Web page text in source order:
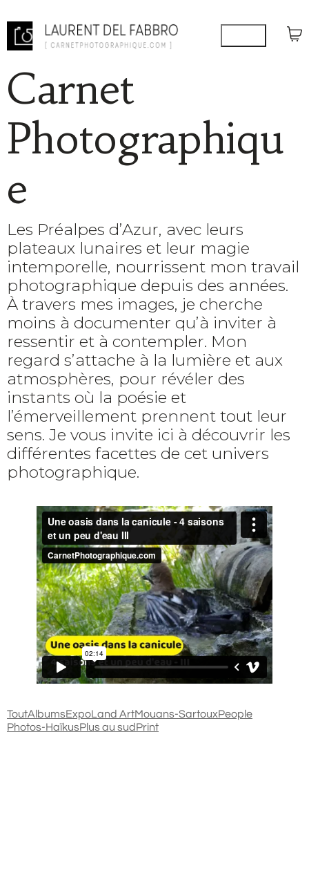
Carnet
Photographiqu
e
Les Préalpes d’Azur, avec leurs
plateaux lunaires et leur magie
intemporelle, nourrissent mon travail
photographique depuis des années.
À travers mes images, je cherche
moins à documenter qu’à inviter à
ressentir et à contempler. Mon
regard s’attache à la lumière et aux
atmosphères, pour révéler des
instants où la poésie et
l’émerveillement prennent tout leur
sens. Je vous invite ici à découvrir les
différentes facettes de cet univers
photographique.
ToutAlbumsExpoLand ArtMouans-SartouxPeople
Photos-HaïkusPlus au sudPrint